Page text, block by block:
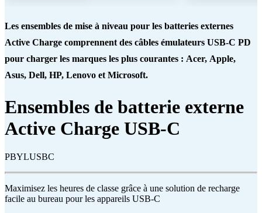
Les ensembles de mise à niveau pour les batteries externes
Active Charge comprennent des câbles émulateurs USB-C PD
pour charger les marques les plus courantes : Acer, Apple,
Asus, Dell, HP, Lenovo et Microsoft.
Ensembles de batterie externe
Active Charge USB-C
PBYLUSBC
Maximisez les heures de classe grâce à une solution de recharge
facile au bureau pour les appareils USB-C